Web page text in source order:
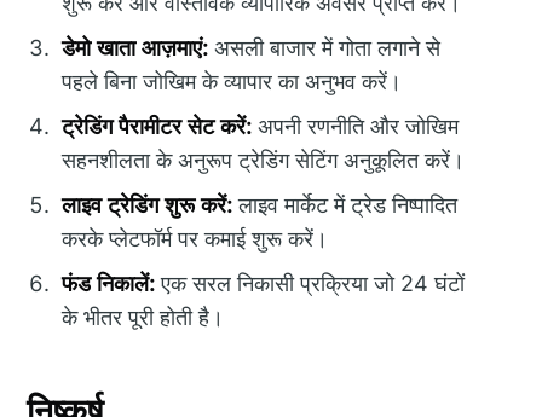
डेमो खाता आज़माएं: असली बाजार में गोता लगाने से
पहले बिना जोखिम के व्यापार का अनुभव करें।
ट्रेडिंग पैरामीटर सेट करें: अपनी रणनीति और जोखिम
सहनशीलता के अनुरूप ट्रेडिंग सेटिंग अनुकूलित करें।
लाइव ट्रेडिंग शुरू करें:लाइव मार्केट में ट्रेड निष्पादित
करके प्लेटफॉर्म पर कमाई शुरू करें।
फंड निकालें:एक सरल निकासी प्रक्रिया जो 24 घंटों
के भीतर पूरी होती है।